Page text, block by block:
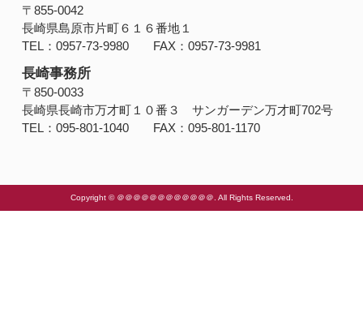
〒855-0042
長崎県島原市片町６１６番地１
TEL：0957-73-9980 FAX：0957-73-9981
長崎事務所
〒850-0033
長崎県長崎市万才町１０番３ サンガーデン万才町702号
TEL：095-801-1040 FAX：095-801-1170
Copyright © ＠＠＠＠＠＠＠＠＠＠＠＠. All Rights Reserved.